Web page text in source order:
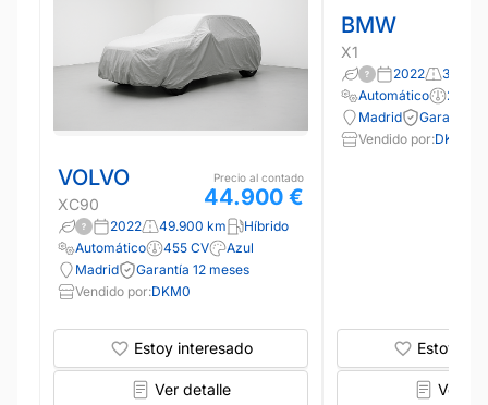
VOLVO
XC90
Precio al contado
44.900 €
2022 49.900 km
Híbrido
Automático
455 CV
Azul
Madrid
Garantía 12 meses
Vendido por:DKM0
Estoy interesado
Ver detalle
BMW
X1
2022
Automático
220
Madrid
Garantía
Vendido por:DKM0
Estoy
Ver